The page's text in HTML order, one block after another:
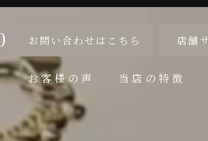
お問い合わせはこちら 店舗
お客様の声 当店の特徴